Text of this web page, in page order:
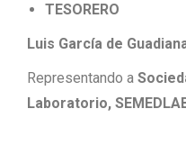
TESORERO
Luis García de
Representando a
Laboratorio,